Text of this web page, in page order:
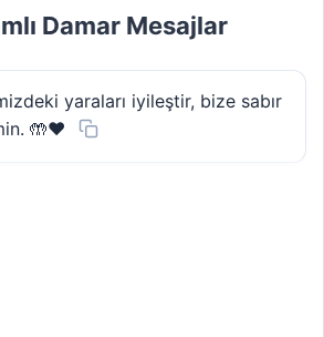
Damar Mesajlar
yaraları iyileştir, bize sabır
🤲❤️